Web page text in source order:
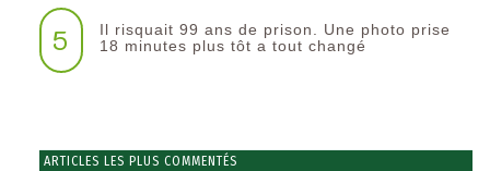
5
Il risquait 99 ans de prison. Une photo prise
18 minutes plus tôt a tout changé
ARTICLES LES PLUS COMMENTÉS